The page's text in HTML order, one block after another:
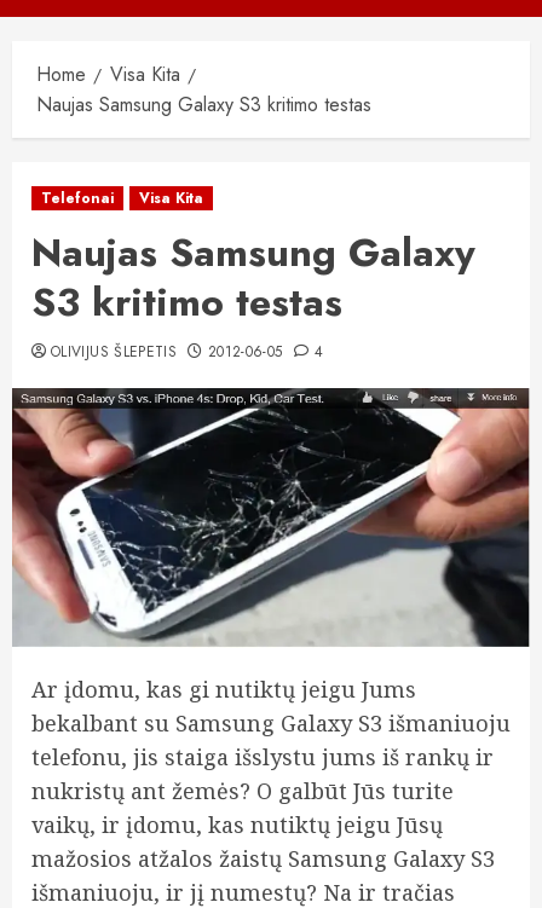
Menu
Home
Visa Kita
Naujas Samsung Galaxy S3 kritimo testas
Telefonai Visa Kita
Naujas Samsung Galaxy
S3 kritimo testas
OLIVIJUS ŠLEPETIS 2012-06-05 4
Ar įdomu, kas gi nutiktų jeigu Jums
bekalbant su Samsung Galaxy S3 išmaniuoju
telefonu, jis staiga išslystu jums iš rankų ir
nukristų ant žemės? O galbūt Jūs turite
vaikų, ir įdomu, kas nutiktų jeigu Jūsų
mažosios atžalos žaistų Samsung Galaxy S3
išmaniuoju, ir jį numestų? Na ir tračias